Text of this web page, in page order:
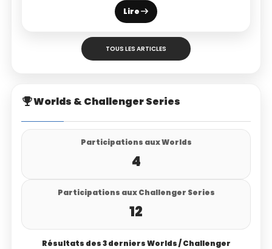
Lire
TOUS LES ARTICLES
Worlds & Challenger Series
Participations aux Worlds
4
Participations aux Challenger Series
12
Résultats des 3 derniers Worlds / Challenger